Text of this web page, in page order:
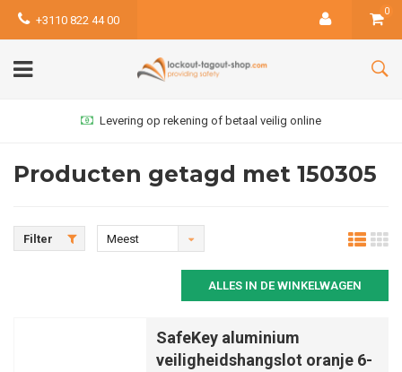
+3110 822 44 00
0
Levering op rekening of betaal veilig online
Producten getagd met 150305
Filter
Meest
ALLES IN DE WINKELWAGEN
SafeKey aluminium
veiligheidshangslot oranje 6-